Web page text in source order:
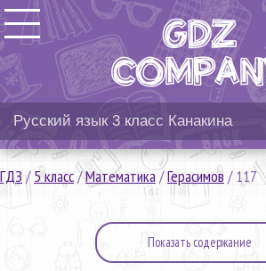
ГДЗ/5 класс/Математика/Герасимов/117
Показать содержание